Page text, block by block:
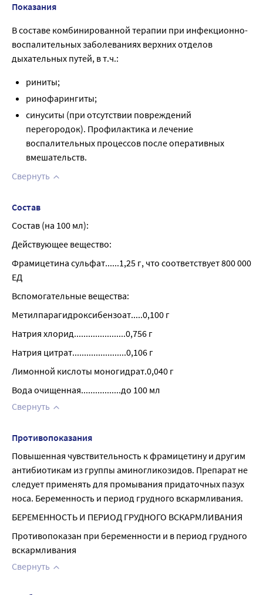
Показания
В составе комбинированной терапии при инфекционно-
воспалительных заболеваниях верхних отделов
дыхательных путей, в т.ч.:
риниты;
ринофарингиты;
синуситы (при отсутствии повреждений
перегородок). Профилактика и лечение
воспалительных процессов после оперативных
вмешательств.
Свернуть
Состав
Состав (на 100 мл):
Действующее вещество:
Фрамицетина сульфат......1,25 г, что соответствует 800 000
ЕД
Вспомогательные вещества:
Метилпарагидроксибензоат.....0,100 г
Натрия хлорид......................0,756 г
Натрия цитрат.......................0,106 г
Лимонной кислоты моногидрат.0,040 г
Вода очищенная.................до 100 мл
Свернуть
Противопоказания
Повышенная чувствительность к фрамицетину и другим
антибиотикам из группы аминогликозидов. Препарат не
следует применять для промывания придаточных пазух
носа. Беременность и период грудного вскармливания.
БЕРЕМЕННОСТЬ И ПЕРИОД ГРУДНОГО ВСКАРМЛИВАНИЯ
Противопоказан при беременности и в период грудного
вскармливания
Свернуть